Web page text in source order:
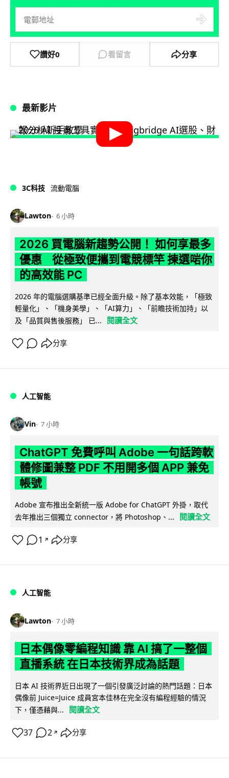
讚好0 看留言 分享
最新影片
3C科技 流動電腦
Lawton 6 小時
2026 買電腦新趨勢公開！ 如何享最多
優惠 從極致便攜到電競標竿 揀選啱你
的高效能 PC
2026 年的電腦選購基準已經全面升級。除了基本效能，「極致
輕量化」、「機身美學」、「AI算力」、「前瞻技術加持」以
及「品質與售後服務」 已...
閱讀全文
分享
人工智能
Vin 7 小時
ChatGPT 免費呼叫 Adobe 一句話跨軟
體修圖兼整 PDF 不用開多個 APP 兼免
帳號
Adobe 宣布推出全新統一版 Adobe for ChatGPT 外掛，取代
去年推出三個獨立 connector，將 Photoshop、...
閱讀全文
1 ↗ 分享
人工智能
Lawton 7 小時
日本偶像零編程知識 靠 AI 搞了一整個
直播系統 在日本技術界成為話題
日本 AI 技術界近日出現了一個引發廣泛討論的熱門話題：日本
偶像前 Juice=Juice 成員宮本佳林在完全沒有編程經驗的情況
下，僅憑藉與...
閱讀全文
37 2 ↗ 分享